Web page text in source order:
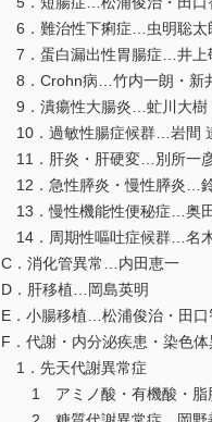
6．難治性下痢症…虫明聡太
7．蛋白漏出性胃腸症…井上
8．Crohn病…竹内一朗・新
9．潰瘍性大腸炎…虻川大樹
10．過敏性腸症候群…岩間
11．肝炎・肝硬変…別所一
12．急性膵炎・慢性膵炎…
13．慢性機能性便秘症…奥
14．周期性嘔吐症候群…名
C．消化管異常…内田恵一
D．肝移植…岡島英明
E．小腸移植…松浦俊治・田口
F．代謝・内分泌疾患・染色体
1．先天代謝異常症
1 アミノ酸・有機酸・脂